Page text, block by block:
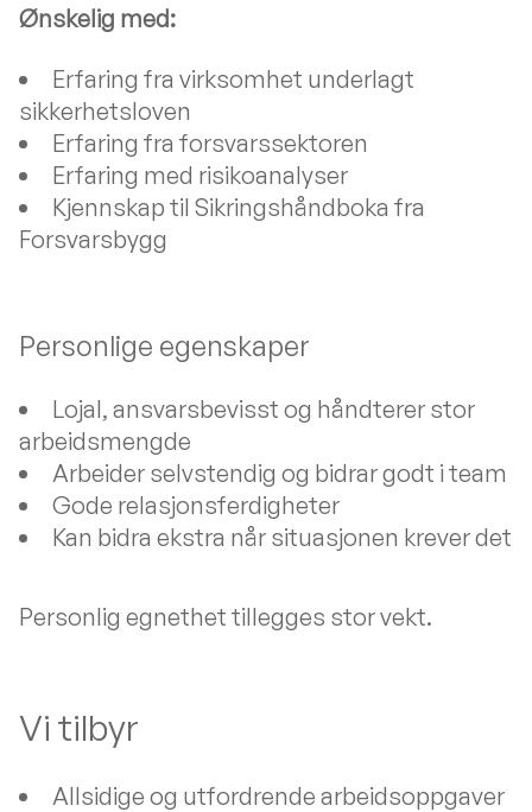
Ønskelig med:
Erfaring fra virksomhet underlagt
sikkerhetsloven
Erfaring fra forsvarssektoren
Erfaring med risikoanalyser
Kjennskap til Sikringshåndboka fra
Forsvarsbygg
Personlige egenskaper
Lojal, ansvarsbevisst og håndterer stor
arbeidsmengde
Arbeider selvstendig og bidrar godt i team
Gode relasjonsferdigheter
Kan bidra ekstra når situasjonen krever det
Personlig egnethet tillegges stor vekt.
Vi tilbyr
Allsidige og utfordrende arbeidsoppgaver